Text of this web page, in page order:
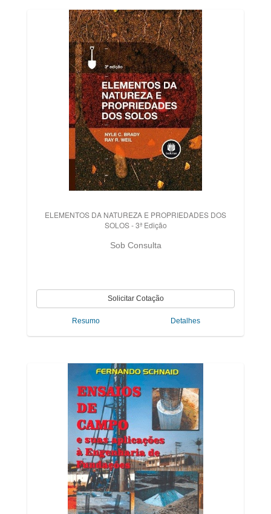
ELEMENTOS DA NATUREZA E PROPRIEDADES DOS
SOLOS - 3ª Edição
Sob Consulta
Resumo Detalhes